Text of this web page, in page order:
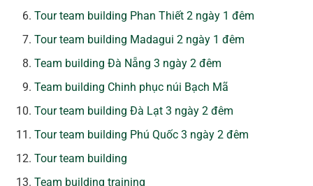
Tour team building Phan Thiết 2 ngày 1 đêm
Tour team building Madagui 2 ngày 1 đêm
Team building Đà Nẵng 3 ngày 2 đêm
Team building Chinh phục núi Bạch Mã
Tour team building Đà Lạt 3 ngày 2 đêm
Tour team building Phú Quốc 3 ngày 2 đêm
Tour team building
Team building training